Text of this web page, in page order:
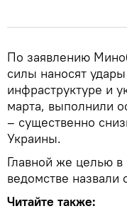
По заявлению
силы наносят
инфраструктуре и
марта, выполнили
– существенно
Украины.
Главной же целью
ведомстве
Читайте также: